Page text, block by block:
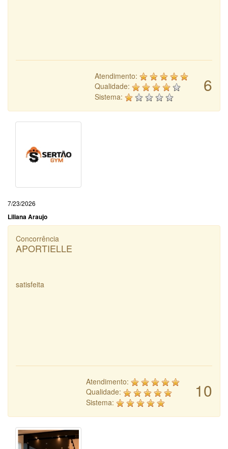
6
Atendimento:
Qualidade:
Sistema:
7/23/2026
Liliana Araujo
Concorrência
APORTIELLE
satisfeita
10
Atendimento:
Qualidade:
Sistema: